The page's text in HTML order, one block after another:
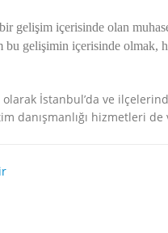
gelişim içerisinde olan
gelişimin içerisinde olmak,
olarak İstanbul’da ve
danışmanlığı hizmetleri